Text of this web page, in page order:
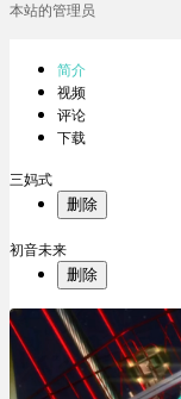
本站的管理员
简介
视频
评论
下载
三妈式
删除
初音未来
删除